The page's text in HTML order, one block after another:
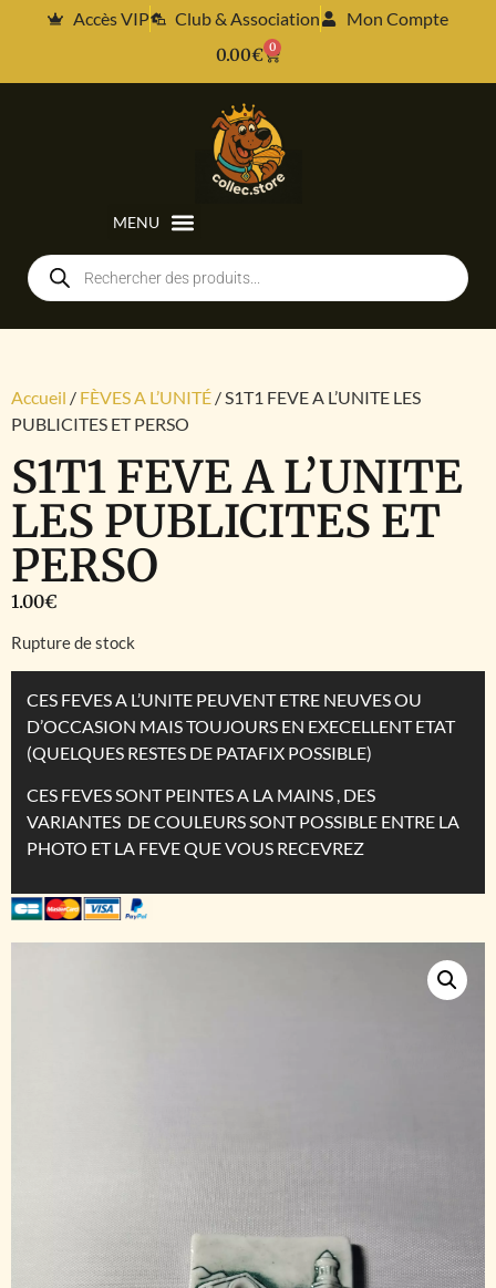
Accès VIP Club & Association
Mon Compte
0.00€ 0
Accueil / FÈVES A L’UNITÉ / S1T1 FEVE A L’UNITE LES
PUBLICITES ET PERSO
S1T1 FEVE A L’UNITE
LES PUBLICITES ET
PERSO
1.00€
Rupture de stock
CES FEVES A L’UNITE PEUVENT ETRE NEUVES OU
D’OCCASION MAIS TOUJOURS EN EXECELLENT ETAT
(QUELQUES RESTES DE PATAFIX POSSIBLE)
CES FEVES SONT PEINTES A LA MAINS , DES
VARIANTES DE COULEURS SONT POSSIBLE ENTRE LA
PHOTO ET LA FEVE QUE VOUS RECEVREZ